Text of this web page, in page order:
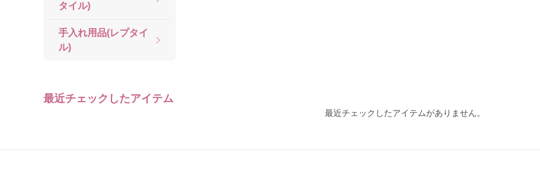
タイル)
手入れ用品(レプタイ
ル)
最近チェックしたアイテム
最近チェックしたアイテムがありません。